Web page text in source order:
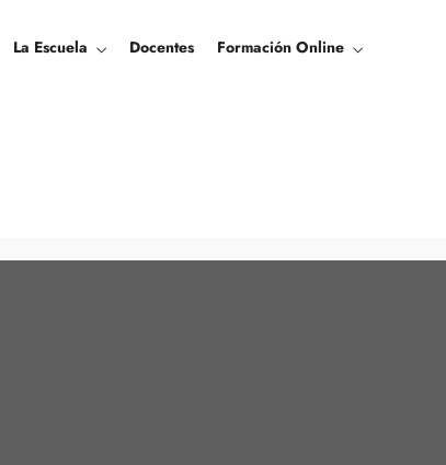
La Escuela Docentes Formación Online